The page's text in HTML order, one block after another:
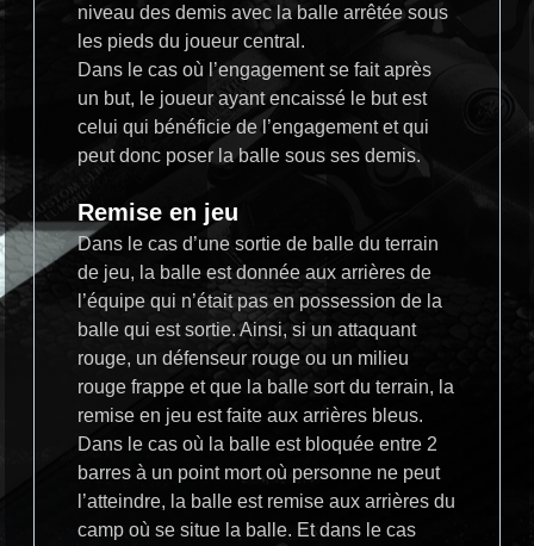
niveau des demis avec la balle arrêtée sous
les pieds du joueur central.
Dans le cas où l’engagement se fait après
un but, le joueur ayant encaissé le but est
celui qui bénéficie de l’engagement et qui
peut donc poser la balle sous ses demis.
Remise en jeu
Dans le cas d’une sortie de balle du terrain
de jeu, la balle est donnée aux arrières de
l’équipe qui n’était pas en possession de la
balle qui est sortie. Ainsi, si un attaquant
rouge, un défenseur rouge ou un milieu
rouge frappe et que la balle sort du terrain, la
remise en jeu est faite aux arrières bleus.
Dans le cas où la balle est bloquée entre 2
barres à un point mort où personne ne peut
l’atteindre, la balle est remise aux arrières du
camp où se situe la balle. Et dans le cas